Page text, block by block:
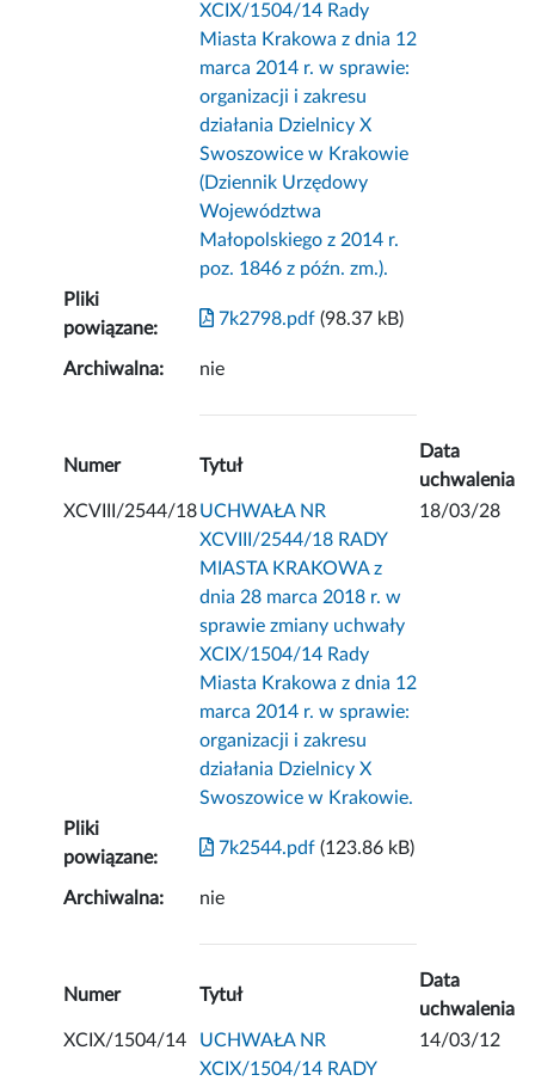
XCIX/1504/14 Rady
Miasta Krakowa z dnia 12
marca 2014 r. w sprawie:
organizacji i zakresu
działania Dzielnicy X
Swoszowice w Krakowie
(Dziennik Urzędowy
Województwa
Małopolskiego z 2014 r.
poz. 1846 z późn. zm.).
Pliki
powiązane:
7k2798.pdf (98.37 kB)
Archiwalna: nie
Numer Tytuł
Data
uchwalenia
XCVIII/2544/18UCHWAŁA NR
XCVIII/2544/18 RADY
MIASTA KRAKOWA z
dnia 28 marca 2018 r. w
sprawie zmiany uchwały
XCIX/1504/14 Rady
Miasta Krakowa z dnia 12
marca 2014 r. w sprawie:
organizacji i zakresu
działania Dzielnicy X
Swoszowice w Krakowie.
18/03/28
Pliki
powiązane:
7k2544.pdf (123.86 kB)
Archiwalna: nie
Numer Tytuł
Data
uchwalenia
XCIX/1504/14
UCHWAŁA NR
XCIX/1504/14 RADY
14/03/12